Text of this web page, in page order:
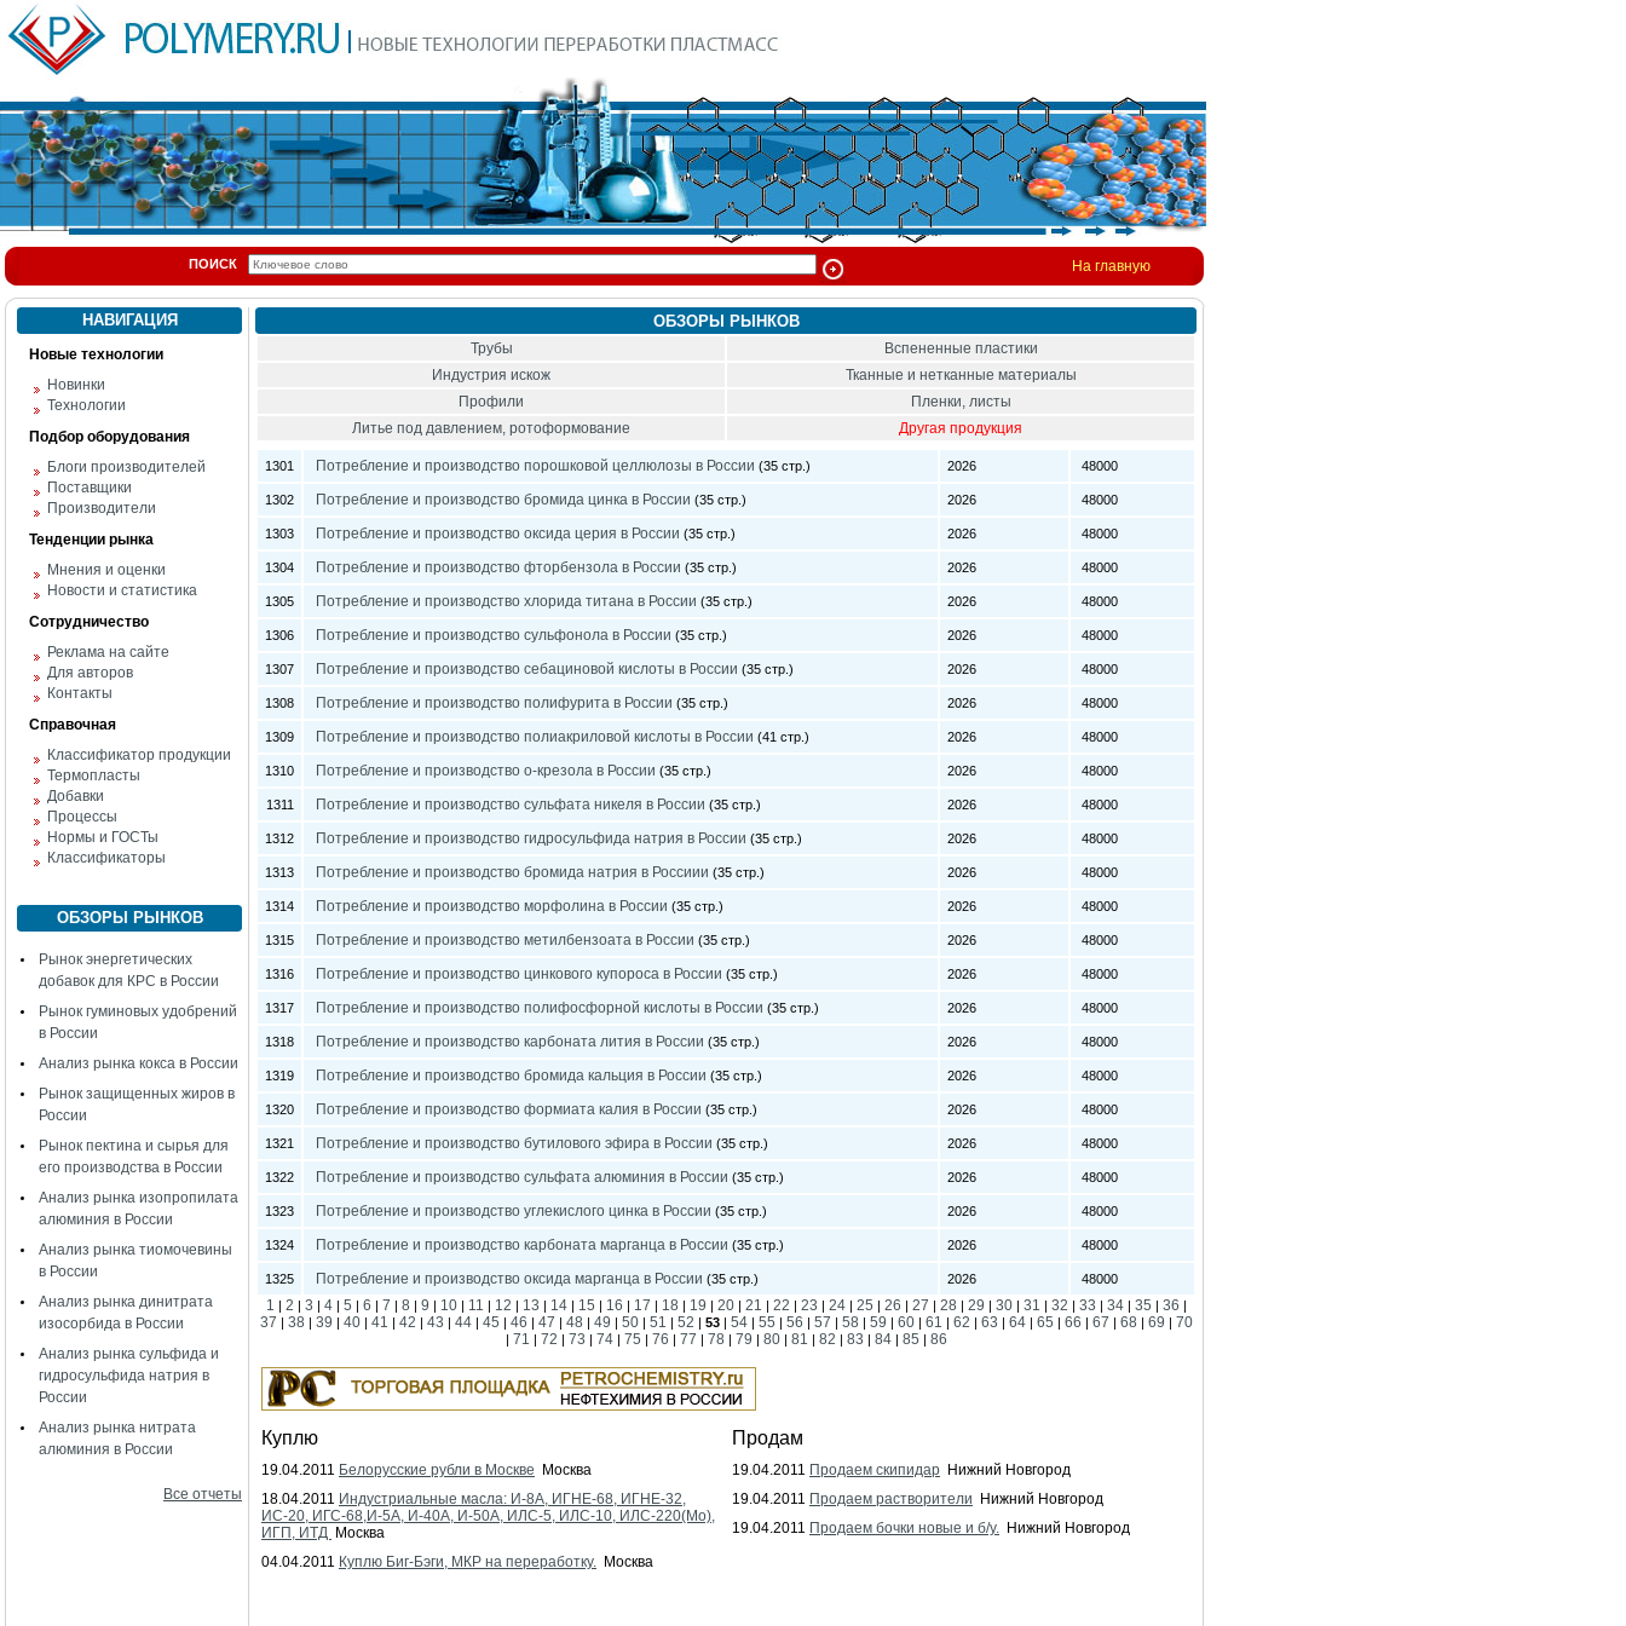
ПОИСК На главную
НАВИГАЦИЯ
Новые технологии
Новинки
Технологии
Подбор оборудования
Блоги производителей
Поставщики
Производители
Тенденции рынка
Мнения и оценки
Новости и статистика
Сотрудничество
Реклама на сайте
Для авторов
Контакты
Справочная
Классификатор продукции
Термопласты
Добавки
Процессы
Нормы и ГОСТы
Классификаторы
ОБЗОРЫ РЫНКОВ
Рынок энергетических
добавок для КРС в России
Рынок гуминовых удобрений
в России
Анализ рынка кокса в России
Рынок защищенных жиров в
России
Рынок пектина и сырья для
его производства в России
Анализ рынка изопропилата
алюминия в России
Анализ рынка тиомочевины
в России
Анализ рынка динитрата
изосорбида в России
Анализ рынка сульфида и
гидросульфида натрия в
России
Анализ рынка нитрата
алюминия в России
Все отчеты
ОБЗОРЫ РЫНКОВ
Трубы
Вспененные пластики
Индустрия искож
Тканные и нетканные материалы
Профили
Пленки, листы
Литье под давлением, ротоформование
Другая продукция
1301 Потребление и производство порошковой целлюлозы в России (35 стр.) 2026 48000
1302 Потребление и производство бромида цинка в России (35 стр.) 2026 48000
1303 Потребление и производство оксида церия в России (35 стр.) 2026 48000
1304 Потребление и производство фторбензола в России (35 стр.) 2026 48000
1305 Потребление и производство хлорида титана в России (35 стр.) 2026 48000
1306 Потребление и производство сульфонола в России (35 стр.) 2026 48000
1307 Потребление и производство себациновой кислоты в России (35 стр.) 2026 48000
1308 Потребление и производство полифурита в России (35 стр.) 2026 48000
1309 Потребление и производство полиакриловой кислоты в России (41 стр.) 2026 48000
1310 Потребление и производство о-крезола в России (35 стр.) 2026 48000
1311 Потребление и производство сульфата никеля в России (35 стр.) 2026 48000
1312 Потребление и производство гидросульфида натрия в России (35 стр.) 2026 48000
1313 Потребление и производство бромида натрия в Россиии (35 стр.) 2026 48000
1314 Потребление и производство морфолина в России (35 стр.) 2026 48000
1315 Потребление и производство метилбензоата в России (35 стр.) 2026 48000
1316 Потребление и производство цинкового купороса в России (35 стр.) 2026 48000
1317 Потребление и производство полифосфорной кислоты в России (35 стр.) 2026 48000
1318 Потребление и производство карбоната лития в России (35 стр.) 2026 48000
1319 Потребление и производство бромида кальция в России (35 стр.) 2026 48000
1320 Потребление и производство формиата калия в России (35 стр.) 2026 48000
1321 Потребление и производство бутилового эфира в России (35 стр.) 2026 48000
1322 Потребление и производство сульфата алюминия в России (35 стр.) 2026 48000
1323 Потребление и производство углекислого цинка в России (35 стр.) 2026 48000
1324 Потребление и производство карбоната марганца в России (35 стр.) 2026 48000
1325 Потребление и производство оксида марганца в России (35 стр.) 2026 48000
1 | 2 | 3 | 4| 5 | 6 | 7 | 8 | 9 | 10| 11 | 12 | 13 | 14| 15 | 16 | 17 | 18 | 19 | 20| 21 | 22 | 23 | 24| 25 | 26 | 27 | 28 | 29 | 30| 31 | 32 | 33 | 34| 35 | 36 |
37 | 38 | 39 | 40| 41 | 42 | 43 | 44| 45 | 46 | 47 | 48 | 49 | 50| 51 | 52 | 53| 54| 55 | 56 | 57 | 58 | 59 | 60| 61 | 62 | 63 | 64| 65 | 66 | 67 | 68 | 69 | 70
| 71 | 72 | 73 | 74| 75 | 76 | 77 | 78 | 79 | 80| 81 | 82 | 83 | 84| 85 | 86
Куплю
19.04.2011 Белорусские рубли в Москве Москва
18.04.2011 Индустриальные масла: И-8А, ИГНЕ-68, ИГНЕ-32,
ИС-20, ИГС-68,И-5А, И-40А, И-50А, ИЛС-5, ИЛС-10, ИЛС-220(Мо),
ИГП, ИТД Москва
04.04.2011 Куплю Биг-Бэги, МКР на переработку. Москва
Продам
19.04.2011 Продаем скипидар Нижний Новгород
19.04.2011 Продаем растворители Нижний Новгород
19.04.2011 Продаем бочки новые и б/у. Нижний Новгород